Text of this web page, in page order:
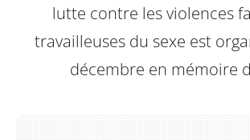
lutte contre les violences
travailleuses du sexe est
décembre en mémoire